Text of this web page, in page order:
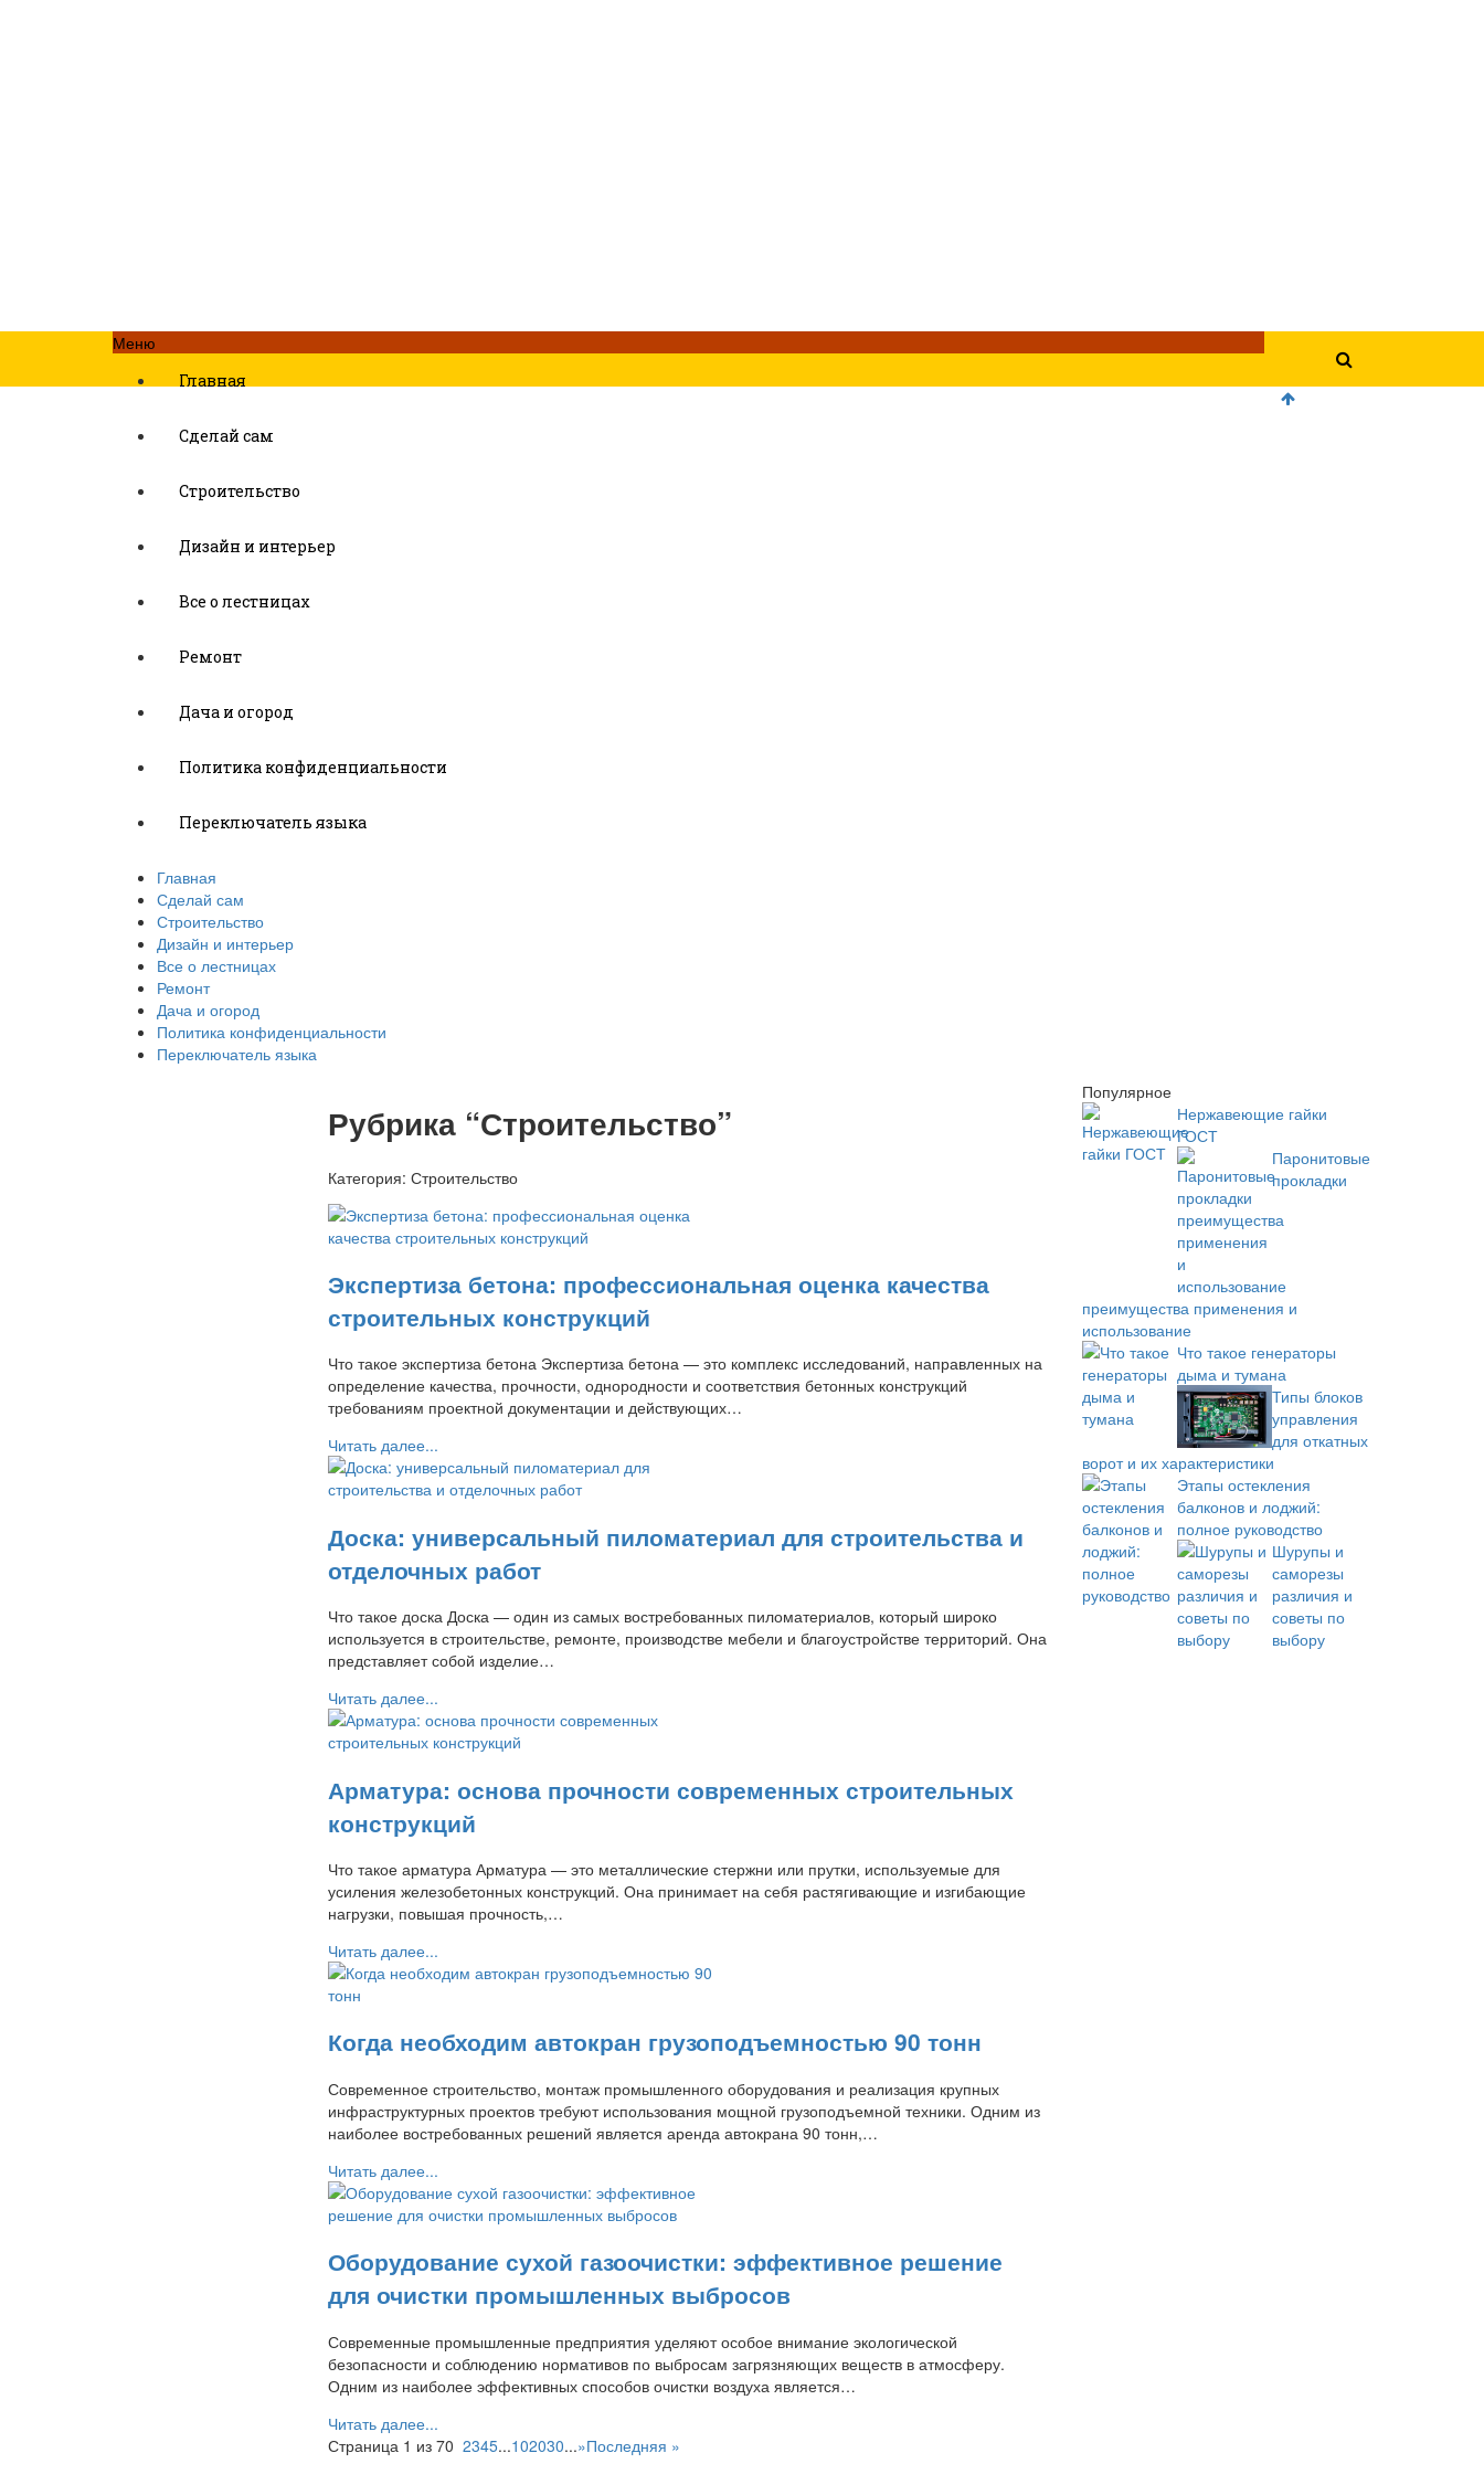
Меню
Главная
Сделай сам
Строительство
Дизайн и интерьер
Все о лестницах
Ремонт
Дача и огород
Политика конфиденциальности
Переключатель языка
Главная
Сделай сам
Строительство
Дизайн и интерьер
Все о лестницах
Ремонт
Дача и огород
Политика конфиденциальности
Переключатель языка
Рубрика “Строительство”
Категория: Строительство
Экспертиза бетона: профессиональная оценка качества
строительных конструкций
Что такое экспертиза бетона Экспертиза бетона — это комплекс исследований, направленных на
определение качества, прочности, однородности и соответствия бетонных конструкций
требованиям проектной документации и действующих…
Читать далее...
Доска: универсальный пиломатериал для строительства и
отделочных работ
Что такое доска Доска — один из самых востребованных пиломатериалов, который широко
используется в строительстве, ремонте, производстве мебели и благоустройстве территорий. Она
представляет собой изделие…
Читать далее...
Арматура: основа прочности современных строительных
конструкций
Что такое арматура Арматура — это металлические стержни или прутки, используемые для
усиления железобетонных конструкций. Она принимает на себя растягивающие и изгибающие
нагрузки, повышая прочность,…
Читать далее...
Когда необходим автокран грузоподъемностью 90 тонн
Современное строительство, монтаж промышленного оборудования и реализация крупных
инфраструктурных проектов требуют использования мощной грузоподъемной техники. Одним из
наиболее востребованных решений является аренда автокрана 90 тонн,…
Читать далее...
Оборудование сухой газоочистки: эффективное решение
для очистки промышленных выбросов
Современные промышленные предприятия уделяют особое внимание экологической
безопасности и соблюдению нормативов по выбросам загрязняющих веществ в атмосферу.
Одним из наиболее эффективных способов очистки воздуха является…
Читать далее...
Страница 1 из 70 2345...102030...»Последняя »
Популярное
Нержавеющие гайки
ГОСТ
Паронитовые
прокладки
преимущества применения и
использование
Что такое генераторы
дыма и тумана
Типы блоков
управления
для откатных
ворот и их характеристики
Этапы остекления
балконов и лоджий:
полное руководство
Шурупы и
саморезы
различия и
советы по
выбору